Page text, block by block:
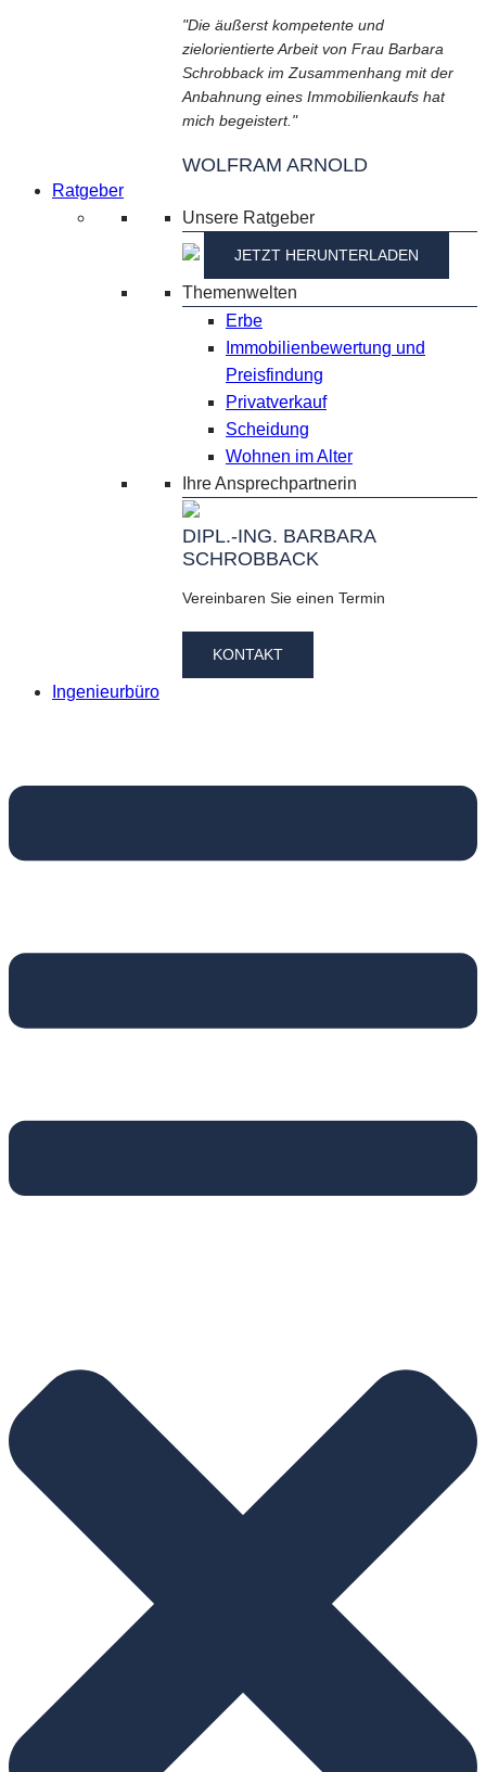
"Die äußerst kompetente und
zielorientierte Arbeit von Frau Barbara
Schrobback im Zusammenhang mit der
Anbahnung eines Immobilienkaufs hat
mich begeistert."
WOLFRAM ARNOLD
Ratgeber
Unsere Ratgeber
JETZT HERUNTERLADEN
Themenwelten
Erbe
Immobilienbewertung und
Preisfindung
Privatverkauf
Scheidung
Wohnen im Alter
Ihre Ansprechpartnerin
DIPL.-ING. BARBARA
SCHROBBACK
Vereinbaren Sie einen Termin
KONTAKT
Ingenieurbüro